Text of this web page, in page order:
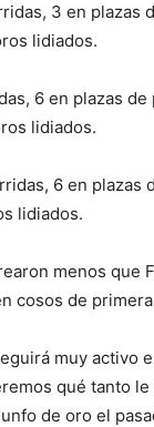
3 en plazas
lidiados.
6 en plazas
lidiados.
6 en plazas
lidiados.
menos que
cosos de
muy activo
qué tanto
de oro el